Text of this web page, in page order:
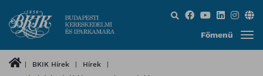
Keresés...
Főmenü
BKIK Hírek
Hírek